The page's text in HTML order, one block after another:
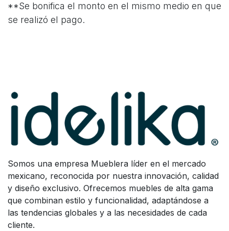
**Se bonifica el monto en el mismo medio en que
se realizó el pago.
Somos una empresa Mueblera líder en el mercado
mexicano, reconocida por nuestra innovación, calidad
y diseño exclusivo. Ofrecemos muebles de alta gama
que combinan estilo y funcionalidad, adaptándose a
las tendencias globales y a las necesidades de cada
cliente.